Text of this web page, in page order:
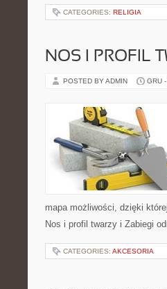
CATEGORIES: RELIGIA
NOS I PROFIL
POSTED BY ADMIN GRU
mapa możliwości, dzięki
Nos i profil twarzy i Zabiegi
CATEGORIES: AKCESORIA